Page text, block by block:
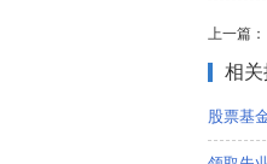
收益吗
上一篇：
相
股票基